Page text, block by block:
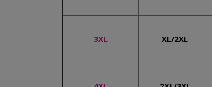
3XL XL/2XL